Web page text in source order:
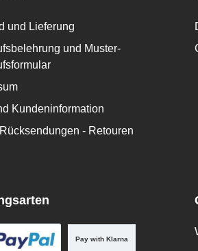
und Lieferung
und Muster-
Kundeninformation
Rücksendungen - Retouren
Pay with Klarna